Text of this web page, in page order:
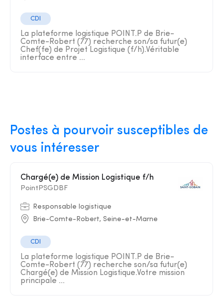
CDI
La plateforme logistique POINT.P de Brie-
Comte-Robert (77) recherche son/sa futur(e)
Chef(fe) de Projet Logistique (f/h).Véritable
interface entre ...
Postes à pourvoir susceptibles de
vous intéresser
Chargé(e) de Mission Logistique f/h
PointPSGDBF
Responsable logistique
Brie-Comte-Robert, Seine-et-Marne
CDI
La plateforme logistique POINT.P de Brie-
Comte-Robert (77) recherche son/sa futur(e)
Chargé(e) de Mission Logistique.Votre mission
principale ...